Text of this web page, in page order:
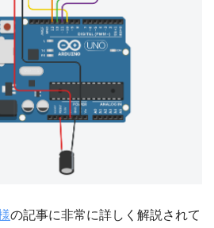
の記事に非常に詳しく解説されて